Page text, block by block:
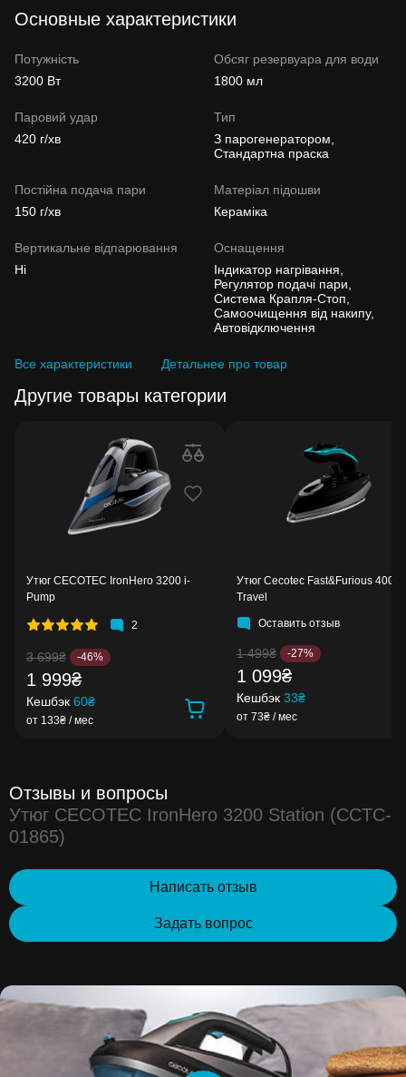
Основные характеристики
Потужність
3200 Вт
Обсяг резервуара для води
1800 мл
Паровий удар
420 г/хв
Тип
З парогенератором,
Стандартна праска
Постійна подача пари
150 г/хв
Матеріал підошви
Кераміка
Вертикальне відпарювання
Ні
Оснащення
Індикатор нагрівання,
Регулятор подачі пари,
Система Крапля-Стоп,
Самоочищення від накипу,
Автовідключення
Все характеристики Детальнее про товар
Другие товары категории
Утюг CECOTEC IronHero 3200 i-
Pump
2
3 699₴ -46%
1 999₴
Кешбэк 60₴
от 133₴ / мес
Утюг Cecotec Fast&Furious 4000
Travel
Оставить отзыв
1 499₴ -27%
1 099₴
Кешбэк 33₴
от 73₴ / мес
Отзывы и вопросы
Утюг CECOTEC IronHero 3200 Station (CCTC-
01865)
Написать отзыв
Задать вопрос